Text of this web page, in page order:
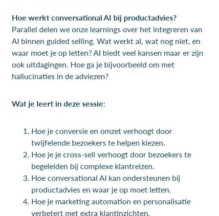
Hoe werkt conversational AI bij productadvies?
Parallel delen we onze learnings over het integreren van
AI binnen guided selling. Wat werkt al, wat nog niet, en
waar moet je op letten? AI biedt veel kansen maar er zijn
ook uitdagingen. Hoe ga je bijvoorbeeld om met
hallucinaties in de adviezen?
Wat je leert in deze sessie:
Hoe je conversie en omzet verhoogt door
twijfelende bezoekers te helpen kiezen.
Hoe je je cross-sell verhoogt door bezoekers te
begeleiden bij complexe klantreizen.
Hoe conversational AI kan ondersteunen bij
productadvies en waar je op moet letten.
Hoe je marketing automation en personalisatie
verbetert met extra klantinzichten.